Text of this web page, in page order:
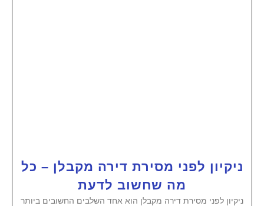
ניקיון לפני מסירת דירה מקבלן – כל
מה שחשוב לדעת
ניקיון לפני מסירת דירה מקבלן הוא אחד השלבים החשובים ביותר